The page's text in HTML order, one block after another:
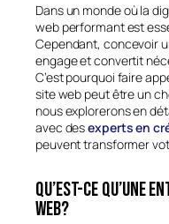
Dans un monde où la
web performant est
Cependant, concevoir
engage et convertit
C’est pourquoi faire
site web peut être un
nous explorerons en
avec desexperts en
peuvent transformer
Qu’est-ce qu’une
web?